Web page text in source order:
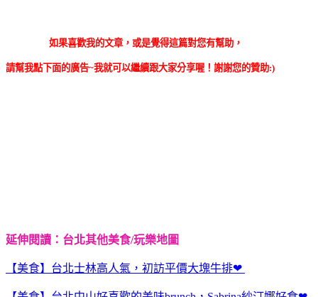
如果喜歡我的文章，或是覺得這篇對您有幫助，
請幫我點下面的廣告~我就可以繼續跟大家分享喔！謝謝您的贊助:)
延伸閱讀：台北其他美食/玩樂地圖
【美食】台北士林高人氣，初訪平價大塊牛排❤